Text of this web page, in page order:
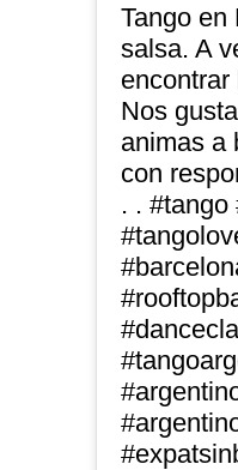
Tango en
salsa. A
Nos
animas a
con
. . #tango